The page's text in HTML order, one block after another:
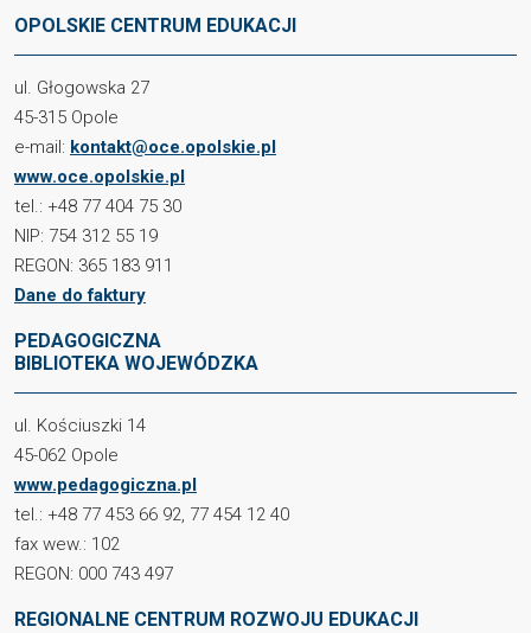
OPOLSKIE CENTRUM EDUKACJI
ul. Głogowska 27
45-315 Opole
e-mail: kontakt@oce.opolskie.pl
www.oce.opolskie.pl
tel.: +48 77 404 75 30
NIP: 754 312 55 19
REGON: 365 183 911
Dane do faktury
PEDAGOGICZNA
BIBLIOTEKA WOJEWÓDZKA
ul. Kościuszki 14
45-062 Opole
www.pedagogiczna.pl
tel.: +48 77 453 66 92, 77 454 12 40
fax wew.: 102
REGON: 000 743 497
REGIONALNE CENTRUM ROZWOJU EDUKACJI